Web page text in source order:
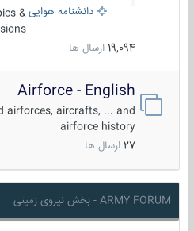
دانشنامه هوایی&
19,094 ارسال ها
Airforce - English
airforces, aircrafts, ... and
airforce history
27 ارسال ها
ARMY FORUM - بخش نیروی زمینی